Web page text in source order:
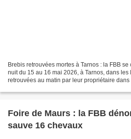
Brebis retrouvées mortes à Tarnos : la FBB
nuit du 15 au 16 mai 2026, à Tarnos, dans
retrouvées au matin par leur propriétaire
Foire de Maurs : la FBB
sauve 16 chevaux